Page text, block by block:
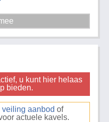
u kunt hier helaas
bieden.
veiling aanbod of
actuele kavels.